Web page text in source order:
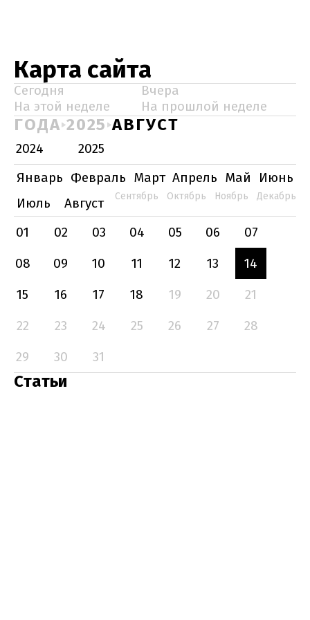
Карта сайта
Сегодня
Вчера
На этой неделе
На прошлой неделе
ГОДА 2025 АВГУСТ
2024
2025
Январь Февраль Март Апрель Май
Июнь
Июль
Август Сентябрь Октябрь Ноябрь Декабрь
01 02 03 04 05 06
07
08
09 10 11 12 13
14
15
16 17 18 19 20
21
22
23 24 25 26 27
28
29
30 31
Статьи